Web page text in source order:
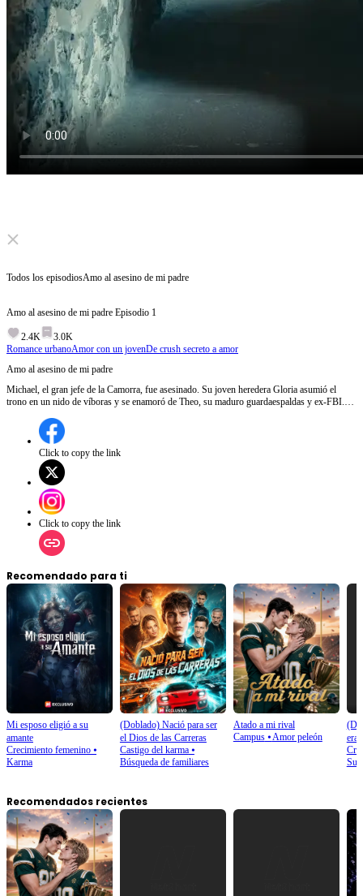
Click to unmute
Todos los episodiosAmo al asesino de mi padre
Amo al asesino de mi padre Episodio 1
2.4K
3.0K
Romance urbanoAmor con un jovenDe crush secreto a amor
Amo al asesino de mi padre
Michael, el gran jefe de la Camorra, fue asesinado. Su joven heredera Gloria asumió el
trono en un nido de víboras y se enamoró de Theo, su maduro guardaespaldas y ex-FBI.
él quien mató a su padre?
Click to copy the link
Click to copy the link
Recomendado para ti
Mi esposo eligió a su
amante
Crecimiento femenino ⦁
Karma
(Doblado) Nació para ser
el Dios de las Carreras
Castigo del karma⦁
Búsqueda de familiares
Atado a mi rival
Campus⦁Amor peleón
era
Recomendados recientes